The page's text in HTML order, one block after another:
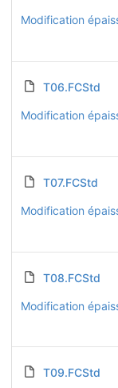
Modification
T06.FCStd
Modification
T07.FCStd
Modification
T08.FCStd
Modification
T09.FCStd